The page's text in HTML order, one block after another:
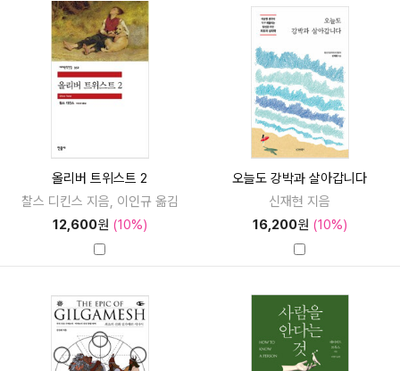
올리버 트위스트 2
찰스 디킨스 지음, 이인규 옮김
12,600원 (10%)
오늘도 강박과 살아갑니다
신재현 지음
16,200원 (10%)